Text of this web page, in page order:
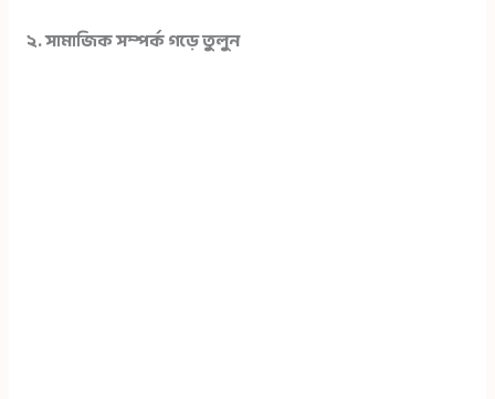
২. সামাজিক সম্পর্ক গড়ে তুলুন